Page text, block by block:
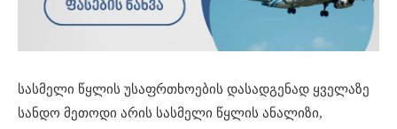
სასმელი წყლის უსაფრთხოების დასადგენად ყველაზე
სანდო მეთოდი არის სასმელი წყლის ანალიზი,